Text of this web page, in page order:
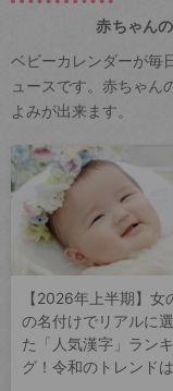
赤ちゃん
ベビーカレンダーが毎
ュースです。赤ちゃん
よみが出来ます。
【2026年上半期】女
の名付けでリアルに
た「人気漢字」ラン
グ！令和のトレンド